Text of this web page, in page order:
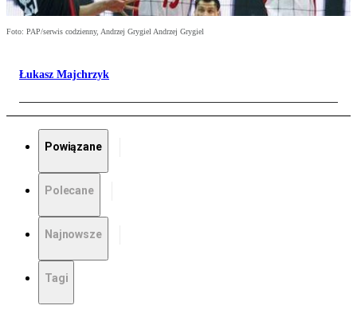
Foto: PAP/serwis codzienny, Andrzej Grygiel Andrzej Grygiel
Łukasz Majchrzyk
Powiązane
Polecane
Najnowsze
Tagi